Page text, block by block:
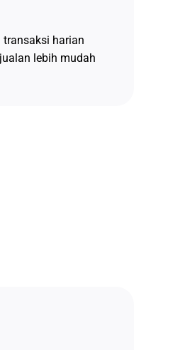
transaksi harian
lebih mudah